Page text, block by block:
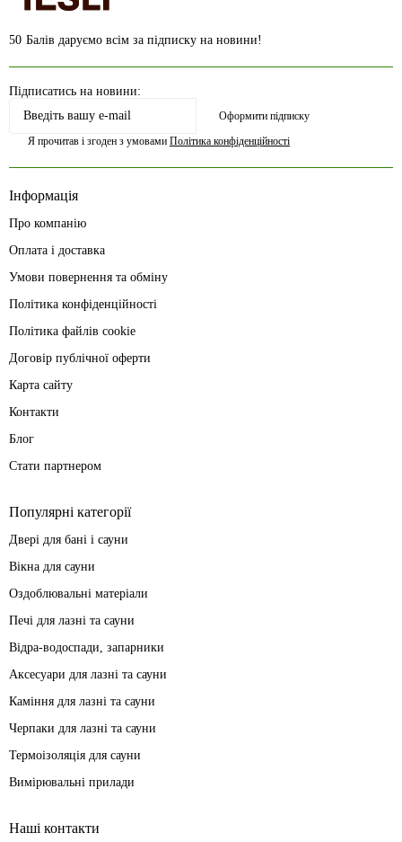
50 Балів даруємо всім за підписку на новини!
Підписатись на новини:
Оформити підписку
Я прочитав і згоден з умовами Політика конфіденційності
Інформація
Про компанію
Оплата і доставка
Умови повернення та обміну
Політика конфіденційності
Політика файлів cookie
Договір публічної оферти
Карта сайту
Контакти
Блог
Стати партнером
Популярні категорії
Двері для бані і сауни
Вікна для сауни
Оздоблювальні матеріали
Печі для лазні та сауни
Відра-водоспади, запарники
Аксесуари для лазні та сауни
Каміння для лазні та сауни
Черпаки для лазні та сауни
Термоізоляція для сауни
Вимірювальні прилади
Наші контакти